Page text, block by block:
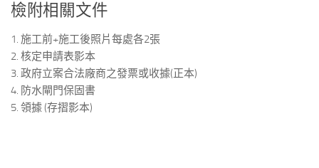
檢附相關文件
1. 施工前+施工後照片每處各2張
2. 核定申請表影本
3. 政府立案合法廠商之發票或收據(正本)
4. 防水閘門保固書
5. 領據 (存摺影本)